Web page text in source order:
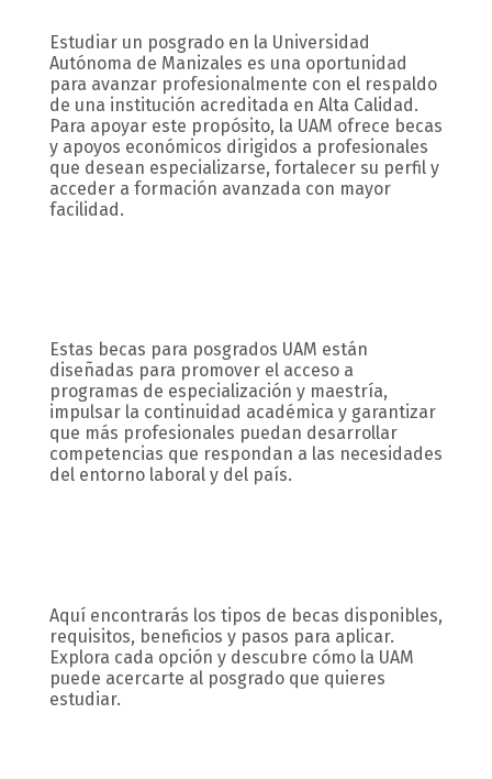
campo
bloque
Estudiar un posgrado en la Universidad
Autónoma de Manizales es una oportunidad
para avanzar profesionalmente con el respaldo
de una institución acreditada en Alta Calidad.
Para apoyar este propósito, la UAM ofrece becas
y apoyos económicos dirigidos a profesionales
que desean especializarse, fortalecer su perfil y
acceder a formación avanzada con mayor
facilidad.
Estas becas para posgrados UAM están
diseñadas para promover el acceso a
programas de especialización y maestría,
impulsar la continuidad académica y garantizar
que más profesionales puedan desarrollar
competencias que respondan a las necesidades
del entorno laboral y del país.
Aquí encontrarás los tipos de becas disponibles,
requisitos, beneficios y pasos para aplicar.
Explora cada opción y descubre cómo la UAM
puede acercarte al posgrado que quieres
estudiar.